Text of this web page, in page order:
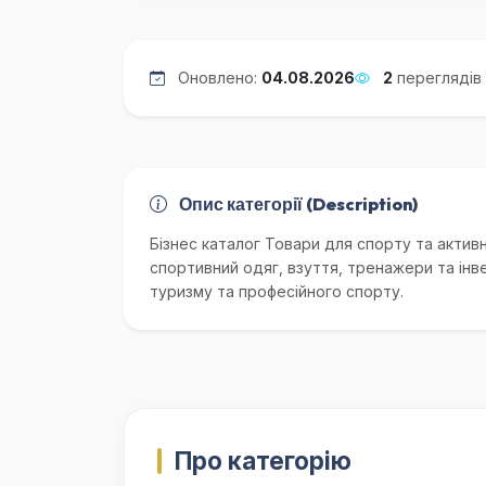
Оновлено: 04.08.2026 2 переглядів
Опис категорії (Description)
Бізнес каталог Товари для спорту та
спортивний одяг, взуття, тренажери та
туризму та професійного спорту.
Про категорію